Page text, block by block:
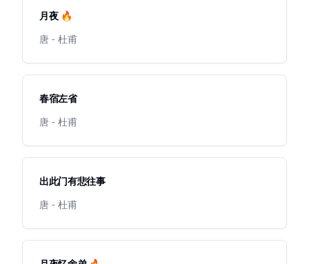
月夜 🔥
唐 - 杜甫
春宿左省
唐 - 杜甫
出此门有悲往事
唐 - 杜甫